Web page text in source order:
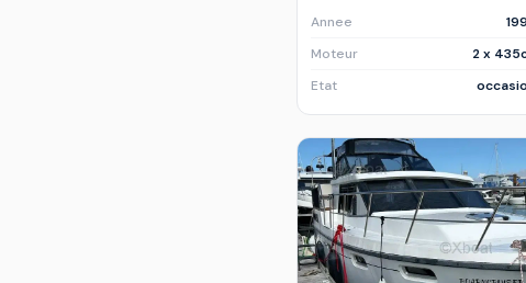
Annee
Moteur
2 x
Etat